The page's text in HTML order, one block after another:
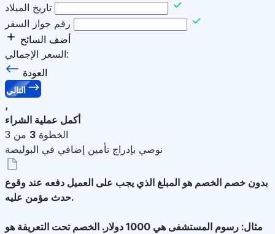
تاريخ الميلاد
رقم جواز السفر
أضف السائح
السعر الإجمالي:
العودة
التالي
,
أكمل عملية الشراء
الخطوة 3 من 3
نوصي بإدراج تأمين إضافي في البوليصة
بدون خصم الخصم هو المبلغ الذي يجب على العميل دفعه عند وقوع
حدث مؤمن عليه.
مثال: رسوم المستشفى هي 1000 دولار. الخصم تحت التعريفة هو